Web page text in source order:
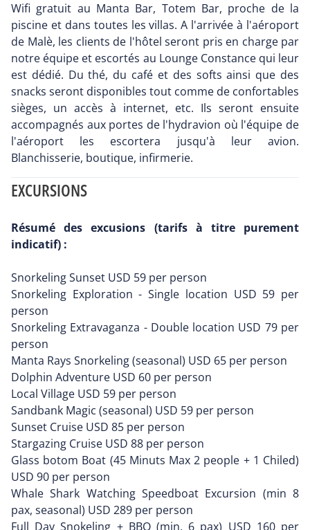
Wifi gratuit au Manta Bar, Totem Bar, proche de la
piscine et dans toutes les villas. A l'arrivée à l'aéroport
de Malè, les clients de l'hôtel seront pris en charge par
notre équipe et escortés au Lounge Constance qui leur
est dédié. Du thé, du café et des softs ainsi que des
snacks seront disponibles tout comme de confortables
sièges, un accès à internet, etc. Ils seront ensuite
accompagnés aux portes de l'hydravion où l'équipe de
l'aéroport les escortera jusqu'à leur avion.
Blanchisserie, boutique, infirmerie.
EXCURSIONS
Résumé des excusions (tarifs à titre purement
indicatif) :
Snorkeling Sunset USD 59 per person
Snorkeling Exploration - Single location USD 59 per
person
Snorkeling Extravaganza - Double location USD 79 per
person
Manta Rays Snorkeling (seasonal) USD 65 per person
Dolphin Adventure USD 60 per person
Local Village USD 59 per person
Sandbank Magic (seasonal) USD 59 per person
Sunset Cruise USD 85 per person
Stargazing Cruise USD 88 per person
Glass botom Boat (45 Minuts Max 2 people + 1 Chiled)
USD 90 per person
Whale Shark Watching Speedboat Excursion (min 8
pax, seasonal) USD 289 per person
Full Day Snokeling + BBQ (min. 6 pax) USD 160 per